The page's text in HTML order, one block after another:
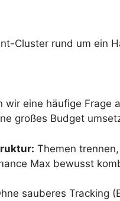
Cluster rund um ein
eine häufige Frage
großes Budget
Themen
Max bewusst
sauberes Tracking